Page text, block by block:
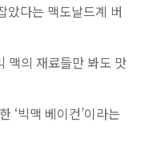
았다는 맥도날드계 버
맥의 재료들만 봐도 맛
‘빅맥 베이컨’이라는